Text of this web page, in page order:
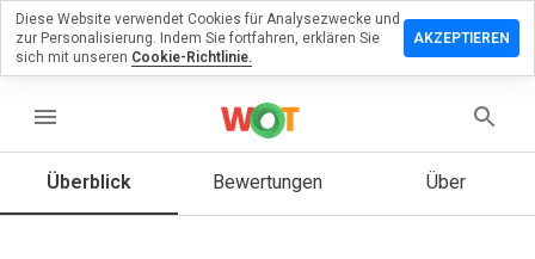
menu
Überblick Bewertungen Über
Sie eine
zu
Wie
Diese Website verwendet Cookies für Analysezwecke und
zur Personalisierung. Indem Sie fortfahren, erklären Sie
sich mit unseren Cookie-Richtlinie.
AKZEPTIEREN